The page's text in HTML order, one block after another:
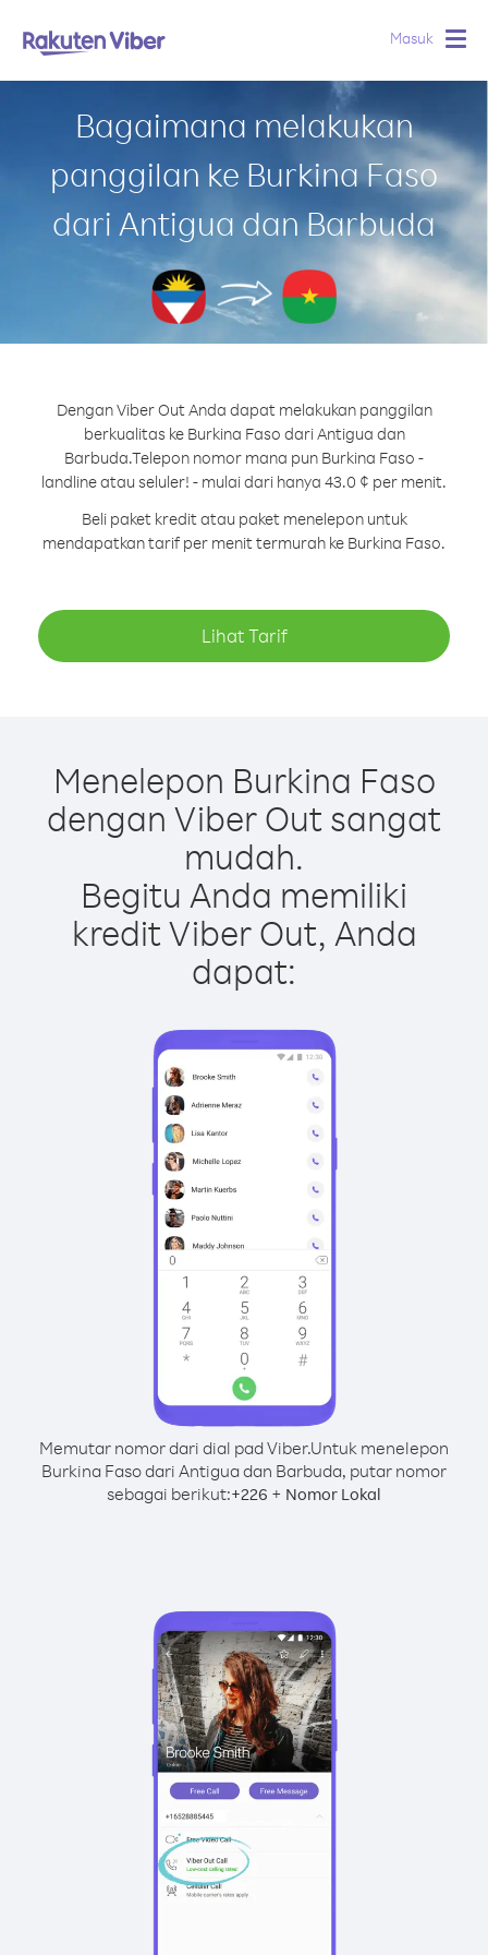
Masuk
Bagaimana melakukan
panggilan ke Burkina Faso
dari Antigua dan Barbuda
Dengan Viber Out Anda dapat melakukan panggilan
berkualitas ke Burkina Faso dari Antigua dan
Barbuda.Telepon nomor mana pun Burkina Faso -
landline atau seluler! - mulai dari hanya 43.0 ¢ per menit.
Beli paket kredit atau paket menelepon untuk
mendapatkan tarif per menit termurah ke Burkina Faso.
Lihat Tarif
Menelepon Burkina Faso
dengan Viber Out sangat
mudah.
Begitu Anda memiliki
kredit Viber Out, Anda
dapat:
Memutar nomor dari dial pad Viber.Untuk menelepon
Burkina Faso dari Antigua dan Barbuda, putar nomor
sebagai berikut:+226 + Nomor Lokal